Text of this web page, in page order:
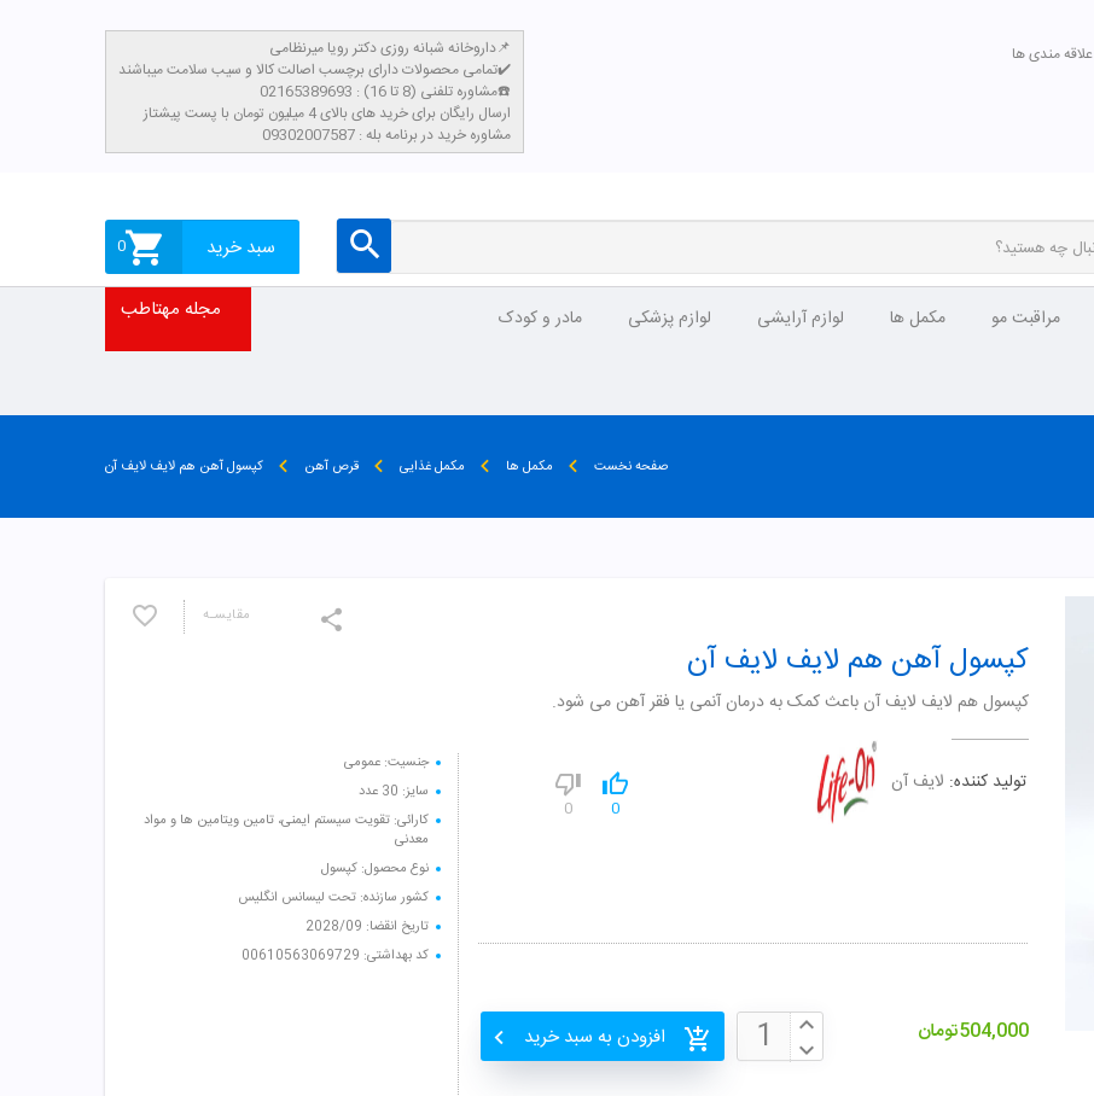
علاقه مندی ها
داروخانه شبانه روزی دکتر رویا میرنظامی📌
تمامی محصولات دارای برچسب اصالت کالا و سیب سلامت میباشند✔️
مشاوره تلفنی (8 تا 16) : 02165389693☎️
​ارسال رایگان برای خرید های بالای 4 میلیون تومان با پست پیشتاز
مشاوره خرید در برنامه بله : 09302007587
سبد خرید 0
مراقبت مو مکمل ها لوازم آرایشی لوازم پزشکی مادر و کودک مجله مهتاطب
صفحه نخست مکمل ها مکمل غذایی قرص آهن کپسول آهن هم لایف لایف آن
مقایسـه
جنسیت: عمومی
سایز: 30 عدد
کارائی: تقویت سیستم ایمنی، تامین ویتامین ها و مواد
معدنی
نوع محصول: کپسول
کشور سازنده: تحت لیسانس انگلیس
تاریخ انقضا: 2028/09
کد بهداشتی: 00610563069729
کپسول آهن هم لایف لایف آن
کپسول هم لایف لایف آن باعث کمک به درمان آنمی یا فقر آهن می شود.
تولید کننده: لایف آن
0
0
504,000تومان افزودن به سبد خرید